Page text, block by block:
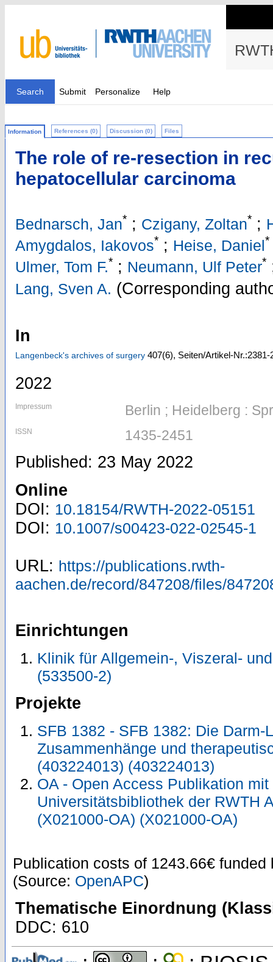
Search Submit Personalize Help
Information References (0) Discussion (0) Files
The role of re-resection in
hepatocellular carcinoma
Bednarsch, Jan* ; Czigany, Zoltan* ;
Amygdalos, Iakovos* ; Heise, Daniel*
Ulmer, Tom F.* ; Neumann, Ulf Peter*
Lang, Sven A. (Corresponding
In
Langenbeck's archives of surgery 407(6), Seiten/Artikel-Nr.:2381-
2022
Impressum Berlin ; Heidelberg :
ISSN 1435-2451
Published: 23 May 2022
Online
DOI: 10.18154/RWTH-2022-05151
DOI: 10.1007/s00423-022-02545-1
URL: https://publications.rwth-
aachen.de/record/847208/files/
Einrichtungen
Klinik für Allgemein-, Viszeral-
(533500-2)
Projekte
SFB 1382 - SFB 1382: Die
Zusammenhänge und
(403224013) (403224013)
OA - Open Access Publikation
Universitätsbibliothek der RWTH
(X021000-OA) (X021000-OA)
Publication costs of 1243.66€ funded
(Source: OpenAPC)
Thematische Einordnung
DDC: 610